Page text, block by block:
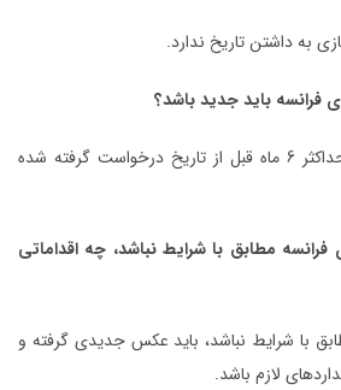
به داشتن تاریخ ندارد.
باید جدید باشد؟
عکس ویزای فرانسه باید حداکثر 6 ماه قبل از تاریخ درخواست گرفته شده
مطابق با شرایط نباشد، چه اقداماتی
با شرایط نباشد، باید عکس جدیدی گرفته و
لازم باشد.